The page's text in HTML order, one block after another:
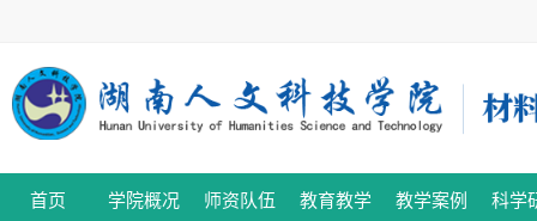
首页 学院概况 师资队伍 教育教学 教学案例 科学